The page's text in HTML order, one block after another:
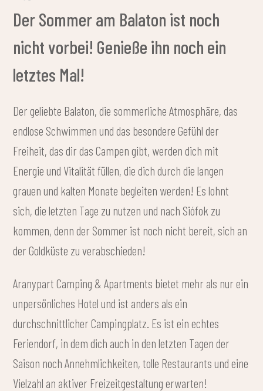
Der Sommer am Balaton ist noch
nicht vorbei! Genieße ihn noch ein
letztes Mal!
Der geliebte Balaton, die sommerliche Atmosphäre, das
endlose Schwimmen und das besondere Gefühl der
Freiheit, das dir das Campen gibt, werden dich mit
Energie und Vitalität füllen, die dich durch die langen
grauen und kalten Monate begleiten werden! Es lohnt
sich, die letzten Tage zu nutzen und nach Siófok zu
kommen, denn der Sommer ist noch nicht bereit, sich an
der Goldküste zu verabschieden!
Aranypart Camping & Apartments bietet mehr als nur ein
unpersönliches Hotel und ist anders als ein
durchschnittlicher Campingplatz. Es ist ein echtes
Feriendorf, in dem dich auch in den letzten Tagen der
Saison noch Annehmlichkeiten, tolle Restaurants und eine
Vielzahl an aktiver Freizeitgestaltung erwarten!